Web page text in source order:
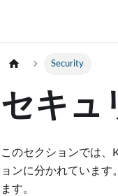
Security
セキュ
このセクションでは、
ョンに分かれていま
ます。